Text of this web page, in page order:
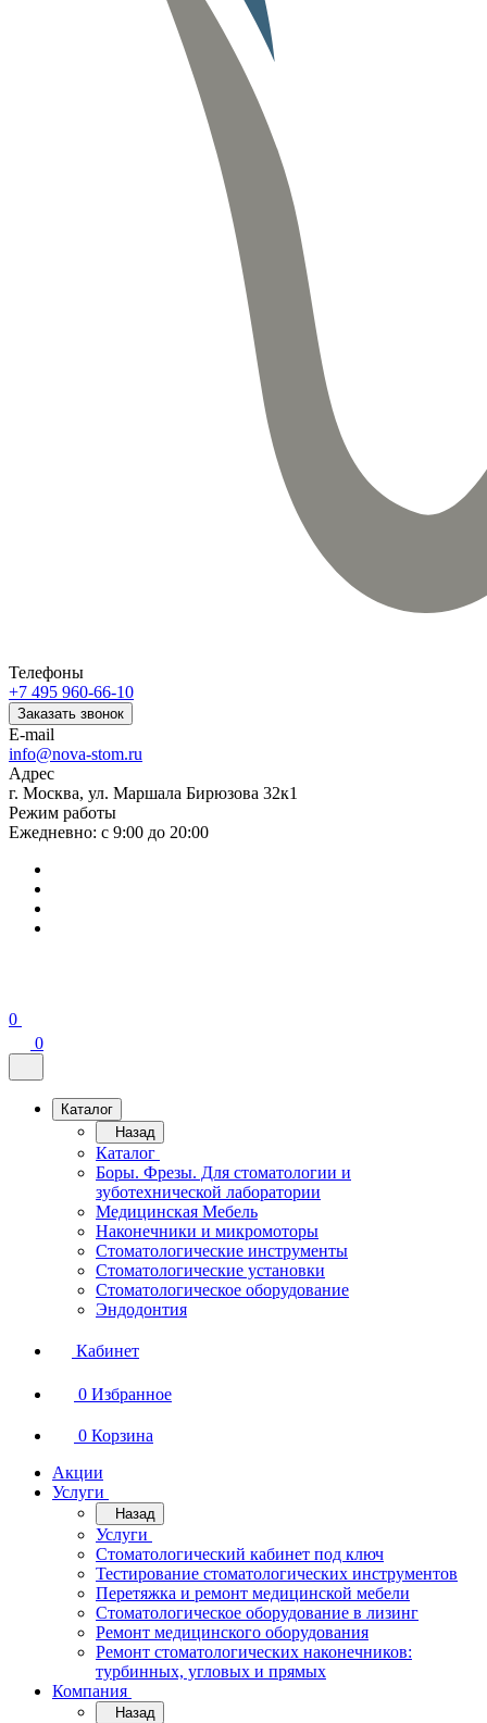
Телефоны
+7 495 960-66-10
Заказать звонок
E-mail
info@nova-stom.ru
Адрес
г. Москва, ул. Маршала Бирюзова 32к1
Режим работы
Ежедневно: с 9:00 до 20:00
0
0
Каталог
Назад
Каталог
Боры. Фрезы. Для стоматологии и
зуботехнической лаборатории
Медицинская Мебель
Наконечники и микромоторы
Стоматологические инструменты
Стоматологические установки
Стоматологическое оборудование
Эндодонтия
Кабинет
0 Избранное
0 Корзина
Акции
Услуги
Назад
Услуги
Стоматологический кабинет под ключ
Тестирование стоматологических инструментов
Перетяжка и ремонт медицинской мебели
Стоматологическое оборудование в лизинг
Ремонт медицинского оборудования
Ремонт стоматологических наконечников:
турбинных, угловых и прямых
Компания
Назад